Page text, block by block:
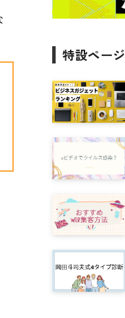
特設ページ